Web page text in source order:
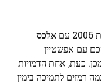
אלכס
עם אפשטיין
כעת, אחת הדמויות
רמזים לתמיכה בימין